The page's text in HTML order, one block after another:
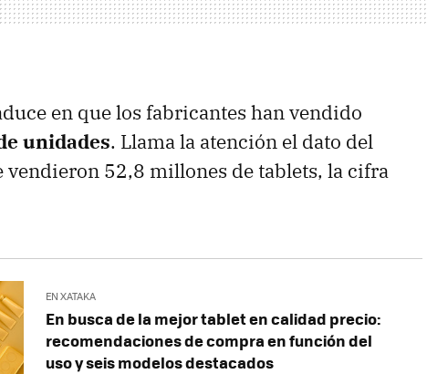
en que los fabricantes han vendido
unidades. Llama la atención el dato del
52,8 millones de tablets, la cifra
EN XATAKA
En busca de la mejor tablet en calidad precio:
recomendaciones de compra en función del
uso y seis modelos destacados